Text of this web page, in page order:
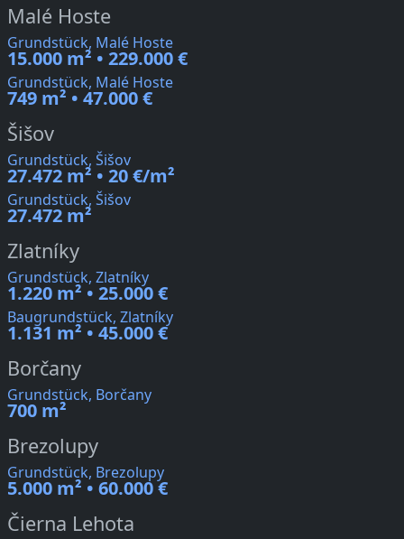
Malé Hoste
Grundstück, Malé Hoste
15.000 m² • 229.000 €
Grundstück, Malé Hoste
749 m² • 47.000 €
Šišov
Grundstück, Šišov
27.472 m² • 20 €/m²
Grundstück, Šišov
27.472 m²
Zlatníky
Grundstück, Zlatníky
1.220 m² • 25.000 €
Baugrundstück, Zlatníky
1.131 m² • 45.000 €
Borčany
Grundstück, Borčany
700 m²
Brezolupy
Grundstück, Brezolupy
5.000 m² • 60.000 €
Čierna Lehota